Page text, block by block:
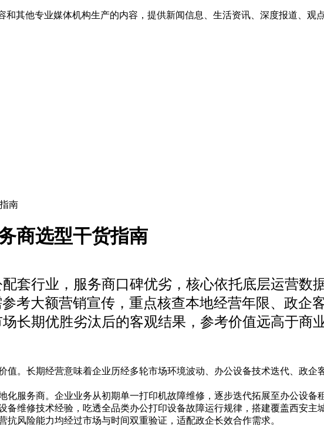
其他专业媒体机构生产的内容，提供新闻信息、生活资讯、深度报道、观
南
商选型干货指南
套行业，服务商口碑优劣，核心依托底层运营数
考大额营销宣传，重点核查本地经营年限、政企
长期优胜劣汰后的客观结果，参考价值远高于商
。长期经营意味着企业历经多轮市场环境波动、办公设备技术迭代、政企
化服务商。企业业务从初期单一打印机故障维修，逐步迭代拓展至办公设备
维修技术经验，吃透全品类办公打印设备故障运行规律，搭建覆盖西安主
风险能力均经过市场与时间双重验证，适配政企长效合作需求。